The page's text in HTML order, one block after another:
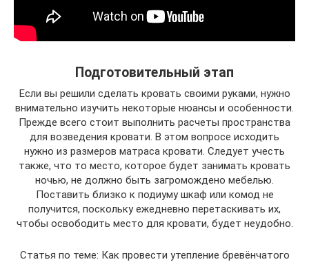
Подготовительный этап
Если вы решили сделать кровать своими руками, нужно
внимательно изучить некоторые нюансы и особенности.
Прежде всего стоит выполнить расчеты пространства
для возведения кровати. В этом вопросе исходить
нужно из размеров матраса кровати. Следует учесть
также, что то место, которое будет занимать кровать
ночью, не должно быть загромождено мебелью.
Поставить близко к подиуму шкаф или комод не
получится, поскольку ежедневно перетаскивать их,
чтобы освободить место для кровати, будет неудобно.
Статья по теме: Как провести утепление бревёнчатого